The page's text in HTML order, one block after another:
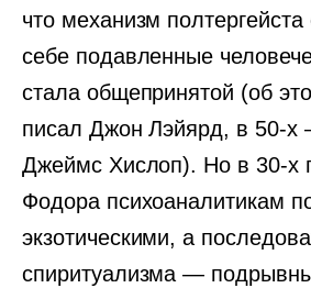
что механизм полтергейста
себе подавленные
стала общепринятой (об
писал Джон Лэйярд, в 50-х
Джеймс Хислоп). Но в 30-х
Фодора психоаналитикам
экзотическими, а
спиритуализма —